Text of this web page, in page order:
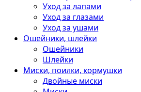
Уход за лапами
Уход за глазами
Уход за ушами
Ошейники, шлейки
Ошейники
Шлейки
Миски, поилки, кормушки
Двойные миски